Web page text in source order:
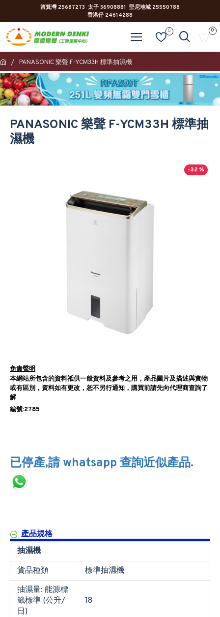
筲箕灣 25687273 太子 36908881 堅尼地城 25550788
香港仔 24614288
0 0
PANASONIC 樂聲 F-YCM33H 標準抽濕機
PANASONIC 樂聲 F-YCM33H 標準抽
濕機
-32 %
免責聲明
本網站所包含的資料祗供一般資料及參考之用，產品圖片及描述與實物
或有區別，資料如有更改，恕不另行通知，購買前請先向代理商查詢了
解
編號:2785
已停產,請 whatsapp 查詢近似產品.
產品規格
抽濕機
貨品種類
標準抽濕機
抽濕量: 能源標
籤標準 (公升/
日)
18